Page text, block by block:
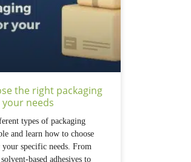
the right packaging
needs
types of packaging
and learn how to choose
specific needs. From
based adhesives to